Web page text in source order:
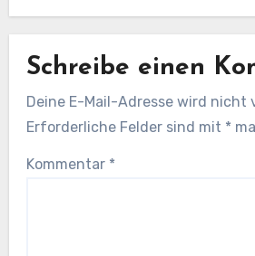
Schreibe einen
Deine E-Mail-Adresse wird
Erforderliche Felder sind mit *
Kommentar *